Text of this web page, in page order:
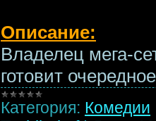
Описание:
Владелец мега-
готовит
Категория: Комедии